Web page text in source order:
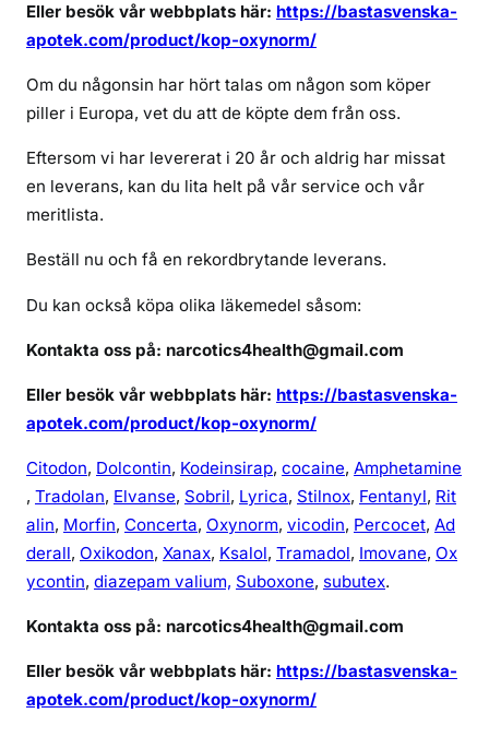
d
2
t
i
m
s
e
e
a
s
Eller besök vår webbplats här: https://bastasvenska-
apotek.com/product/kop-oxynorm/
Om du någonsin har hört talas om någon som köper
piller i Europa, vet du att de köpte dem från oss.
Eftersom vi har levererat i 20 år och aldrig har missat
en leverans, kan du lita helt på vår service och vår
meritlista.
Beställ nu och få en rekordbrytande leverans.
Du kan också köpa olika läkemedel såsom:
Kontakta oss på: narcotics4health@gmail.com
Eller besök vår webbplats här: https://bastasvenska-
apotek.com/product/kop-oxynorm/
Citodon, Dolcontin, Kodeinsirap, cocaine, Amphetamine
, Tradolan, Elvanse, Sobril, Lyrica, Stilnox, Fentanyl, Rit
alin, Morfin, Concerta, Oxynorm, vicodin, Percocet, Ad
derall, Oxikodon, Xanax, Ksalol, Tramadol, Imovane, Ox
ycontin, diazepam valium, Suboxone, subutex.
Kontakta oss på: narcotics4health@gmail.com
Eller besök vår webbplats här: https://bastasvenska-
apotek.com/product/kop-oxynorm/